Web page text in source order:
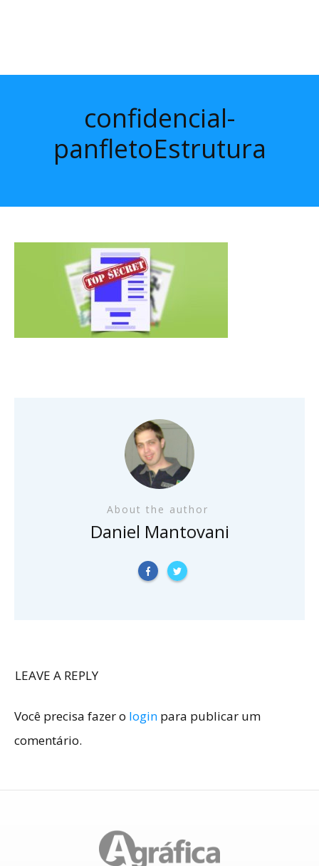
confidencial-
panfletoEstrutura
About the author
Daniel Mantovani
LEAVE A REPLY
Você precisa fazer o login para publicar um
comentário.